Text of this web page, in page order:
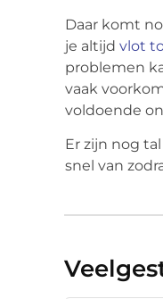
Daar komt
je altijd vlot
problemen
vaak
voldoende
Er zijn nog
snel van